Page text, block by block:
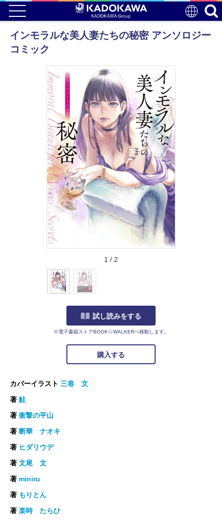
インモラルな美人妻たちの秘密 アンソロジー
コミック
1 / 2
試し読みをする
※電子書籍ストアBOOK☆WALKERへ移動します。
購入する
カバーイラスト 三巷 文
著 鮭
著 衝撃の平山
著 断華 ナオキ
著 ヒダリウデ
著 文尾 文
著 miniru
著 もりとん
著 楽時 たらひ